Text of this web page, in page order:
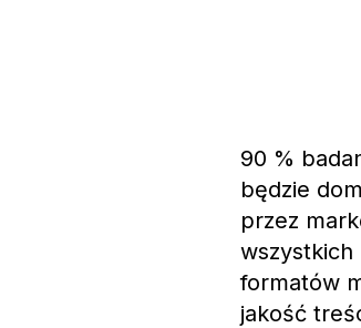
90 %
będzie
przez
wszystkich
formatów
jakość